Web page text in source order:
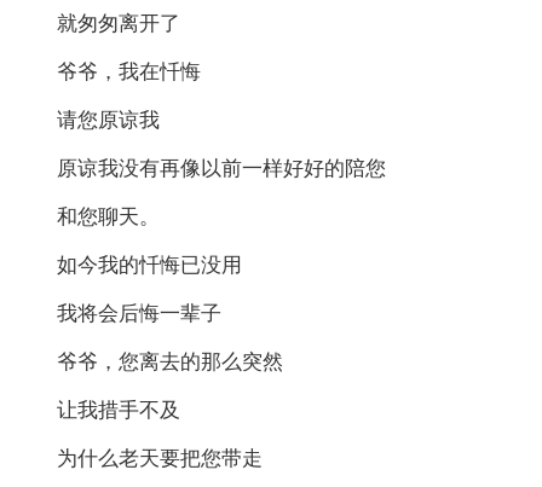
就匆匆离开了
爷爷，我在忏悔
请您原谅我
原谅我没有再像以前一样好好的陪您
和您聊天。
如今我的忏悔已没用
我将会后悔一辈子
爷爷，您离去的那么突然
让我措手不及
为什么老天要把您带走